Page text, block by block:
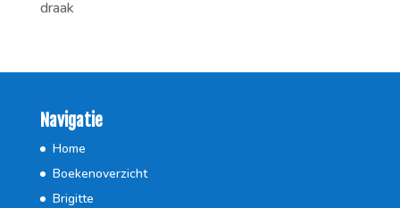
draak
Navigatie
Home
Boekenoverzicht
Brigitte